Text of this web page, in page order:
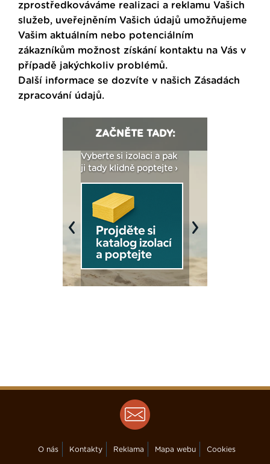
zprostředkováváme realizaci a reklamu Vašich
služeb, uveřejněním Vašich údajů umožňujeme
Vašim aktuálním nebo potenciálním
zákazníkům možnost získání kontaktu na Vás v
případě jakýchkoliv problémů.
Další informace se dozvíte v našich Zásadách
zpracování údajů.
ZAČNĚTE TADY:
Vyberte si izolaci a pak
ji tady klidně poptejte ›
Previous Next
O nás Kontakty Reklama Mapa webu Cookies